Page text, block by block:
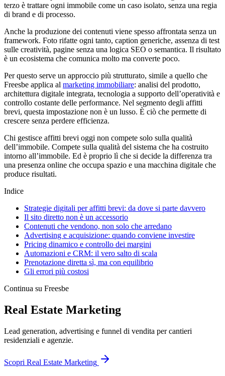
terzo è trattare ogni immobile come un caso isolato, senza una regia
di brand e di processo.
Anche la produzione dei contenuti viene spesso affrontata senza un
framework. Foto rifatte ogni tanto, caption generiche, assenza di test
sulle creatività, pagine senza una logica SEO o semantica. Il risultato
è un ecosistema che comunica molto ma converte poco.
Per questo serve un approccio più strutturato, simile a quello che
Freesbe applica al marketing immobiliare: analisi del prodotto,
architettura digitale integrata, tecnologia a supporto dell’operatività e
controllo costante delle performance. Nel segmento degli affitti
brevi, questa impostazione non è un lusso. È ciò che permette di
crescere senza perdere efficienza.
Chi gestisce affitti brevi oggi non compete solo sulla qualità
dell’immobile. Compete sulla qualità del sistema che ha costruito
intorno all’immobile. Ed è proprio lì che si decide la differenza tra
una presenza online che occupa spazio e una macchina digitale che
produce risultati.
Indice
Strategie digitali per affitti brevi: da dove si parte davvero
Il sito diretto non è un accessorio
Contenuti che vendono, non solo che arredano
Advertising e acquisizione: quando conviene investire
Pricing dinamico e controllo dei margini
Automazioni e CRM: il vero salto di scala
Prenotazione diretta sì, ma con equilibrio
Gli errori più costosi
Continua su Freesbe
Real Estate Marketing
Lead generation, advertising e funnel di vendita per cantieri
residenziali e agenzie.
Scopri Real Estate Marketing